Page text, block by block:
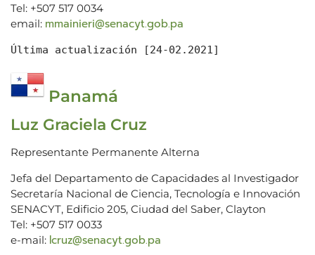
Tel: +507 517 0034
email: mmainieri@senacyt.gob.pa
Última actualización [24-02.2021]
Panamá
Luz Graciela Cruz
Representante Permanente Alterna
Jefa del Departamento de Capacidades al Investigador
Secretaría Nacional de Ciencia, Tecnología e Innovación
SENACYT, Edificio 205, Ciudad del Saber, Clayton
Tel: +507 517 0033
e-mail: lcruz@senacyt.gob.pa